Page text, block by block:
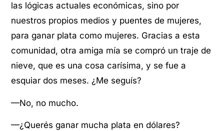
las lógicas actuales económicas, sino por
nuestros propios medios y puentes de mujeres,
para ganar plata como mujeres. Gracias a esta
comunidad, otra amiga mía se compró un traje de
nieve, que es una cosa carísima, y se fue a
esquiar dos meses. ¿Me seguís?
—No, no mucho.
—¿Querés ganar mucha plata en dólares?